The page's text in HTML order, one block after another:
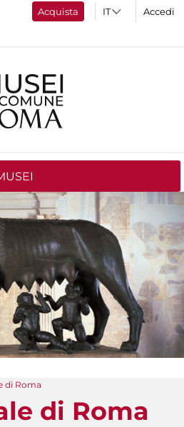
Acquista Accedi
di Roma
di Roma